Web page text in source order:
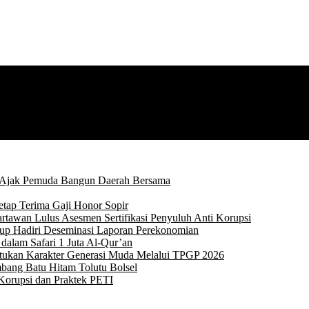
Pemuda Bangun Daerah Bersama
Terima Gaji Honor Sopir
Lulus Asesmen Sertifikasi Penyuluh Anti Korupsi
Hadiri Deseminasi Laporan Perekonomian
Safari 1 Juta Al-Qur’an
Karakter Generasi Muda Melalui TPGP 2026
Batu Hitam Tolutu Bolsel
dan Praktek PETI